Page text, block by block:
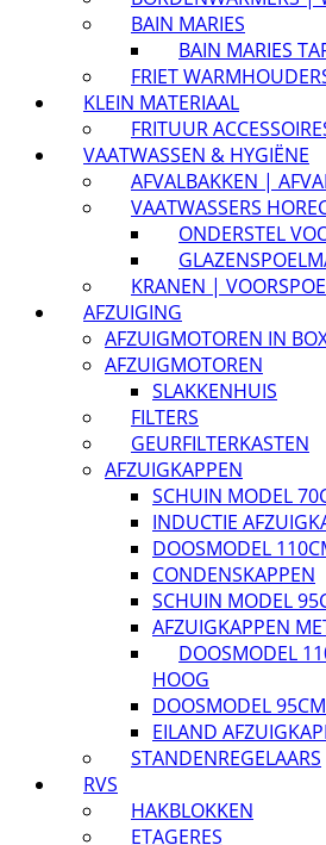
BAIN MARIES
BAIN MARIES
FRIET
KLEIN MATERIAAL
FRITUUR
VAATWASSEN & HYGIËNE
AFVALBAKKEN |
VAATWASSERS
ONDERSTEL
KRANEN |
AFZUIGING
AFZUIGMOTOREN IN
AFZUIGMOTOREN
SLAKKENHUIS
FILTERS
GEURFILTERKASTEN
AFZUIGKAPPEN
SCHUIN MODEL
INDUCTIE
DOOSMODEL
CONDENSKAPPEN
SCHUIN MODEL
AFZUIGKAPPEN
DOOSMODEL
HOOG
DOOSMODEL
EILAND
STANDENREGELAARS
RVS
HAKBLOKKEN
ETAGERES